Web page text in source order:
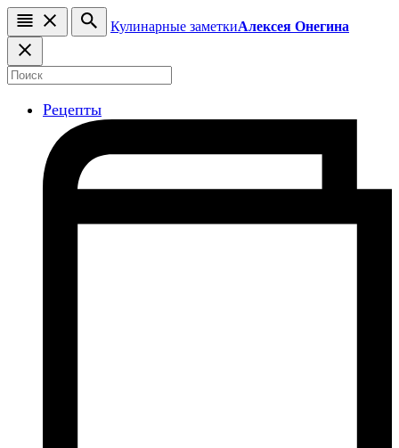
Кулинарные заметкиАлексея Онегина
Рецепты